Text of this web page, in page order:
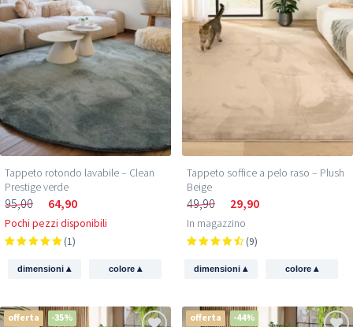
Tappeto rotondo lavabile – Clean
Prestige verde
95,00 64,90
Pochi pezzi disponibili
(1)
dimensioni▴ colore ▴
Tappeto soffice a pelo raso – Plush
Beige
49,90 29,90
In magazzino
(9)
dimensioni▴ colore ▴
offerta -35% offerta -44%